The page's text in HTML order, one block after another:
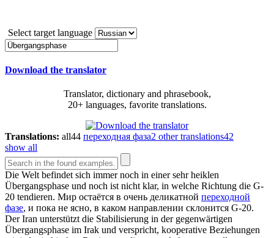
Select target language
Download the translator
Translator, dictionary and phrasebook,
20+ languages, favorite translations.
Translations: all44 переходная фаза2 other translations42
show all
Die Welt befindet sich immer noch in einer sehr heiklen
Übergangsphase und noch ist nicht klar, in welche Richtung die G-
20 tendieren. Мир остаётся в очень деликатной переходной
фазе, и пока не ясно, в каком направлении склонится G-20.
Der Iran unterstützt die Stabilisierung in der gegenwärtigen
Übergangsphase im Irak und verspricht, kooperative Beziehungen